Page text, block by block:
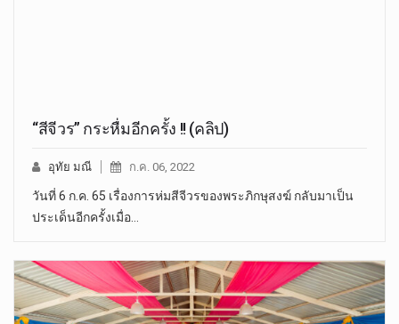
“สีจีวร” กระหื่มอีกครั้ง !! (คลิป)
อุทัย มณี ก.ค. 06, 2022
วันที่ 6 ก.ค. 65 เรื่องการห่มสีจีวรของพระภิกษุสงฆ์ กลับมาเป็น
ประเด็นอีกครั้งเมื่อ…